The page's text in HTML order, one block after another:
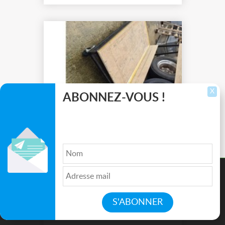
médiéval ...
Chariots transport décor
4 chariots de transport à vendre
200 euros l'unité.
Beton-Bazoches
X
ABONNEZ-VOUS !
Ce site utilise des cookies pour améliorer l'expérience de
navigation, fournir des fonctionnalités supplémentaires, et